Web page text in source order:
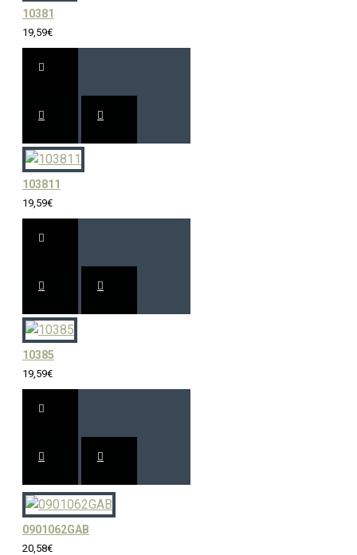
10381
19,59€
103811
19,59€
10385
19,59€
0901062GAB
20,58€